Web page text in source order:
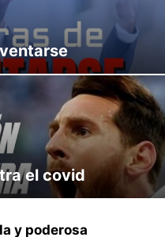
el covid
y poderosa